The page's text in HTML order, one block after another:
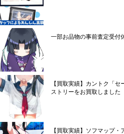
一部お品物の事前査定受付
【買取実績】カントク「
ストリーをお買取しました
【買取実績】ソフマップ